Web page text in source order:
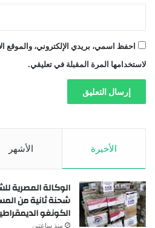
احفظ اسمي، بريدي الإلكتروني، والموقع
لاستخدامها المرة المقبلة في تعليقي.
الأخيرة الأشهر
الوكالة المصرية
شحنة ثانية من
الكونغو
منذ ساعتين